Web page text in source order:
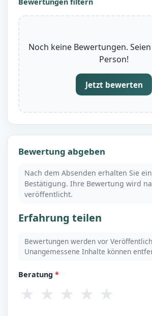
Noch keine Bewertungen.
Person!
Jetzt bewerten
Bewertung abgeben
Nach dem Absenden erhalten Sie
Bestätigung. Ihre Bewertung wird
veröffentlicht.
Erfahrung teilen
Bewertungen werden vor
Unangemessene Inhalte können
Beratung*
★ ★ ★ ★ ★